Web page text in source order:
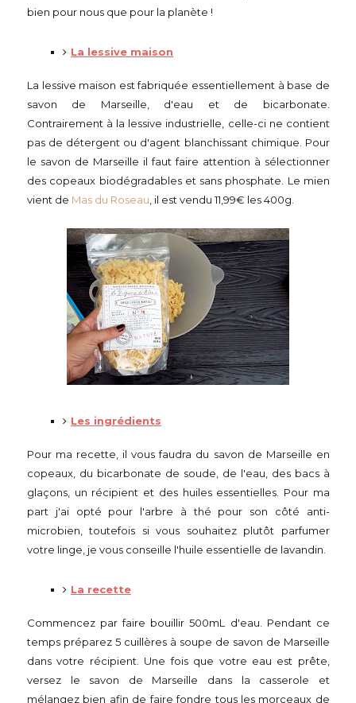
bien pour nous que pour la planète !
La lessive maison
La lessive maison est fabriquée essentiellement à base de
savon de Marseille, d'eau et de bicarbonate.
Contrairement à la lessive industrielle, celle-ci ne contient
pas de détergent ou d'agent blanchissant chimique. Pour
le savon de Marseille il faut faire attention à sélectionner
des copeaux biodégradables et sans phosphate. Le mien
vient de Mas du Roseau , il est vendu 11,99€ les 400g.
Les ingrédients
Pour ma recette, il vous faudra du savon de Marseille en
copeaux, du bicarbonate de soude, de l'eau, des bacs à
glaçons, un récipient et des huiles essentielles. Pour ma
part j'ai opté pour l'arbre à thé pour son côté anti-
microbien, toutefois si vous souhaitez plutôt parfumer
votre linge, je vous conseille l'huile essentielle de lavandin.
La recette
Commencez par faire bouillir 500mL d'eau. Pendant ce
temps préparez 5 cuillères à soupe de savon de Marseille
dans votre récipient. Une fois que votre eau est prête,
versez le savon de Marseille dans la casserole et
mélangez bien afin de faire fondre tous les morceaux de